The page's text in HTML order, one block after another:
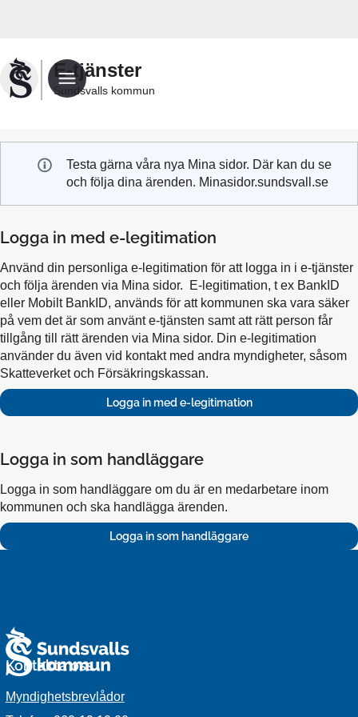
Sundsvalls
kommuns
e-
E-tjänster
Sundsvalls kommun
Testa gärna våra nya Mina sidor. Där kan du se
och följa dina ärenden. Minasidor.sundsvall.se
Logga in med e-legitimation
Använd din personliga e-legitimation för att logga in i e-tjänster
och följa ärenden via Mina sidor. E-legitimation, t ex BankID
eller Mobilt BankID, används för att kommunen ska vara säker
på vem det är som använt e-tjänsten samt att rätt person får
tillgång till rätt ärenden via Mina sidor. Din e-legitimation
använder du även vid kontakt med andra myndigheter, såsom
Skatteverket och Försäkringskassan.
Logga in som handläggare
Logga in som handläggare om du är en medarbetare inom
kommunen och ska handlägga ärenden.
Kontakta oss
Myndighetsbrevlådor